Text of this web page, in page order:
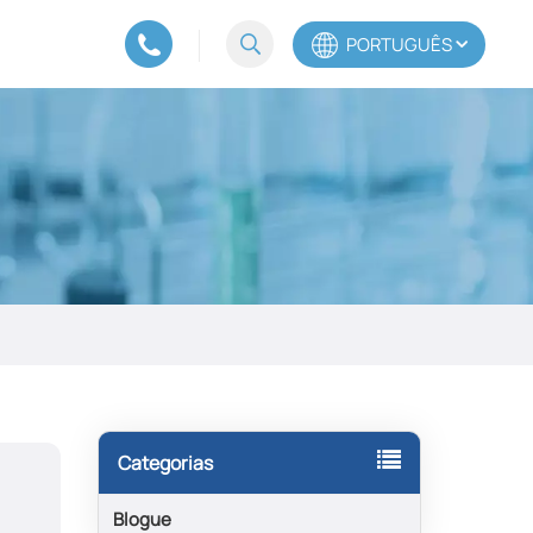
PORTUGUÊS
Español
Categorias
Blogue